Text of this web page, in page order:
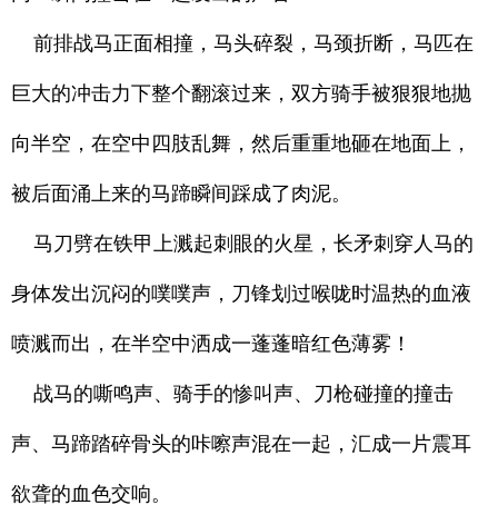
前排战马正面相撞，马头碎裂，马颈折断，马匹在
巨大的冲击力下整个翻滚过来，双方骑手被狠狠地抛
向半空，在空中四肢乱舞，然后重重地砸在地面上，
被后面涌上来的马蹄瞬间踩成了肉泥。
马刀劈在铁甲上溅起刺眼的火星，长矛刺穿人马的
身体发出沉闷的噗噗声，刀锋划过喉咙时温热的血液
喷溅而出，在半空中洒成一蓬蓬暗红色薄雾！
战马的嘶鸣声、骑手的惨叫声、刀枪碰撞的撞击
声、马蹄踏碎骨头的咔嚓声混在一起，汇成一片震耳
欲聋的血色交响。